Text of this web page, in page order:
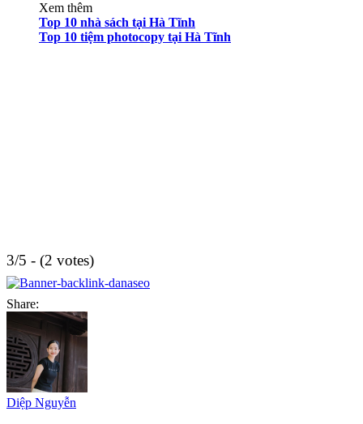
Xem thêm
Top 10 nhà sách tại Hà Tĩnh
Top 10 tiệm photocopy tại Hà Tĩnh
3/5 - (2 votes)
Share:
Diệp Nguyễn